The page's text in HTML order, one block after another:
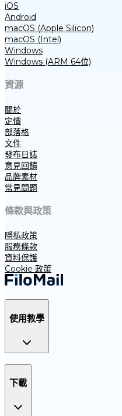
iOS
Android
macOS (Apple Silicon)
macOS (Intel)
Windows
Windows (ARM 64位)
資源
關於
定價
部落格
文件
發布日誌
意見回饋
品牌素材
常見問題
條款與政策
隱私政策
服務條款
資料保護
Cookie 政策
使用教學
下載